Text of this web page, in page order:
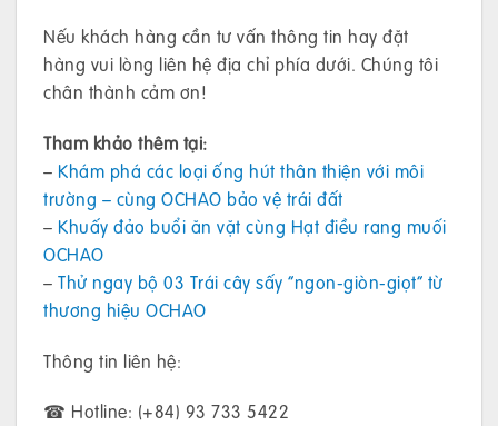
Nếu khách hàng cần tư vấn thông tin hay đặt
hàng vui lòng liên hệ địa chỉ phía dưới. Chúng tôi
chân thành cảm ơn!
Tham khảo thêm tại:
– Khám phá các loại ống hút thân thiện với môi
trường – cùng OCHAO bảo vệ trái đất
– Khuấy đảo buổi ăn vặt cùng Hạt điều rang muối
OCHAO
– Thử ngay bộ 03 Trái cây sấy “ngon-giòn-giọt” từ
thương hiệu OCHAO
Thông tin liên hệ:
☎ Hotline: (+84) 93 733 5422